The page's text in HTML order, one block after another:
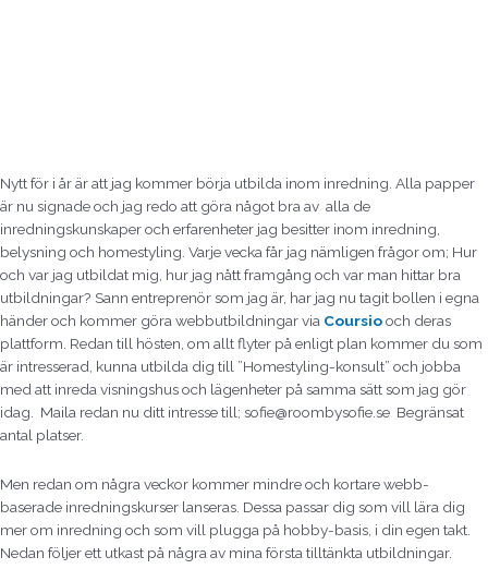
Nytt för i år är att jag kommer börja utbilda inom inredning. Alla papper
är nu signade och jag redo att göra något bra av alla de
inredningskunskaper och erfarenheter jag besitter inom inredning,
belysning och homestyling. Varje vecka får jag nämligen frågor om; Hur
och var jag utbildat mig, hur jag nått framgång och var man hittar bra
utbildningar? Sann entreprenör som jag är, har jag nu tagit bollen i egna
händer och kommer göra webbutbildningar via Coursiooch deras
plattform. Redan till hösten, om allt flyter på enligt plan kommer du som
är intresserad, kunna utbilda dig till ”Homestyling-konsult” och jobba
med att inreda visningshus och lägenheter på samma sätt som jag gör
idag. Maila redan nu ditt intresse till; sofie@roombysofie.se Begränsat
antal platser.
Men redan om några veckor kommer mindre och kortare webb-
baserade inredningskurser lanseras. Dessa passar dig som vill lära dig
mer om inredning och som vill plugga på hobby-basis, i din egen takt.
Nedan följer ett utkast på några av mina första tilltänkta utbildningar.